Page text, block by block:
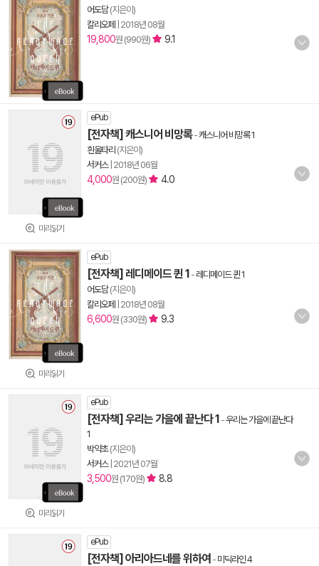
어도담(지은이)
칼리오페
2018년 08월
19,800원 (990원) 9.1
미리읽기
ePub
[전자책] 캐스니어 비망록-캐스니어 비망록 1
흰울타리 (지은이)
서커스| 2018년 06월
4,000원 (200원) 4.0
미리읽기
ePub
[전자책] 레디메이드 퀸 1 - 레디메이드 퀸 1
어도담(지은이)
칼리오페
2018년 08월
6,600원 (330원) 9.3
미리읽기
ePub
[전자책] 우리는 가을에 끝난다 1 -우리는 가을에 끝난다
1
박약초(지은이)
서커스| 2021년 07월
3,500원 (170원) 8.8
ePub
[전자책] 아리아드네를 위하여 - 미딕라인 4